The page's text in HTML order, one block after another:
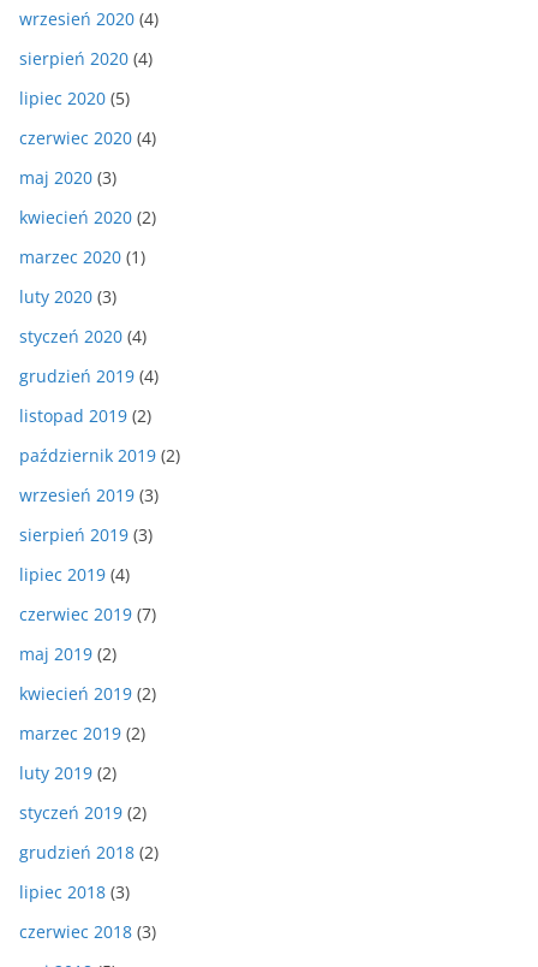
wrzesień 2020 (4)
sierpień 2020 (4)
lipiec 2020 (5)
czerwiec 2020 (4)
maj 2020 (3)
kwiecień 2020 (2)
marzec 2020 (1)
luty 2020 (3)
styczeń 2020 (4)
grudzień 2019 (4)
listopad 2019 (2)
październik 2019 (2)
wrzesień 2019 (3)
sierpień 2019 (3)
lipiec 2019 (4)
czerwiec 2019 (7)
maj 2019 (2)
kwiecień 2019 (2)
marzec 2019 (2)
luty 2019 (2)
styczeń 2019 (2)
grudzień 2018 (2)
lipiec 2018 (3)
czerwiec 2018 (3)